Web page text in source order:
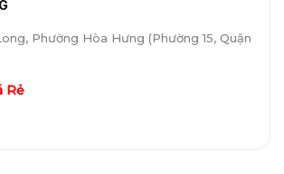
Phường Hòa Hưng (Phường 15, Quận
Rẻ